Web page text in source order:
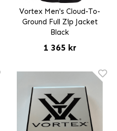
Vortex Men's Cloud-To-
Ground Full Zip Jacket
Black
1 365 kr